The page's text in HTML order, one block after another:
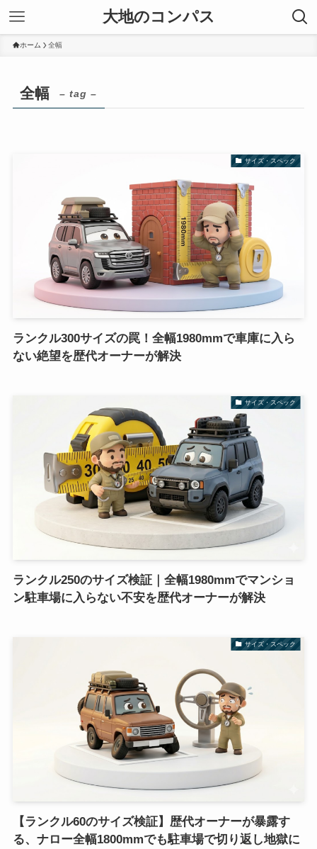
大地のコンパス
ホーム 全幅
全幅 – tag –
サイズ・スペック
ランクル300サイズの罠！全幅1980mmで車庫に入ら
ない絶望を歴代オーナーが解決
サイズ・スペック
ランクル250のサイズ検証｜全幅1980mmでマンショ
ン駐車場に入らない不安を歴代オーナーが解決
サイズ・スペック
【ランクル60のサイズ検証】歴代オーナーが暴露す
る、ナロー全幅1800mmでも駐車場で切り返し地獄に